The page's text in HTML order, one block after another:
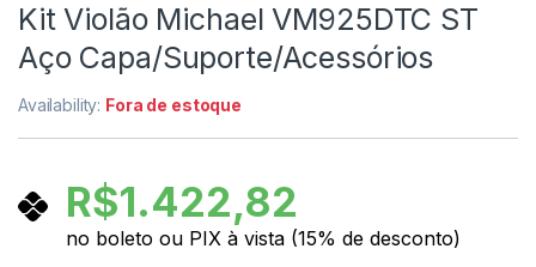
Kit Violão Michael VM925DTC ST
Aço Capa/Suporte/Acessórios
Availability: Fora de estoque
R$1.422,82
no boleto ou PIX à vista (15% de desconto)